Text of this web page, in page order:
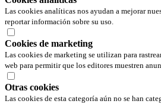
Las cookies analíticas nos ayudan a mejorar
reportar información sobre su uso.
Cookies de marketing
Las cookies de marketing se utilizan para
web para permitir que los editores muestren
Otras cookies
Las cookies de esta categoría aún no se han